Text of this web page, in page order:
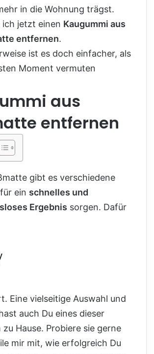
in die Wohnung trägst.
jetzt einen Kaugummi aus
entfernen.
ist es doch einfacher, als
Moment vermuten
aus
entfernen
gibt es verschiedene
ein schnelles und
Ergebnis sorgen. Dafür
Eine vielseitige Auswahl und
auch Du eines dieser
Hause. Probiere sie gerne
mir mit, wie erfolgreich Du